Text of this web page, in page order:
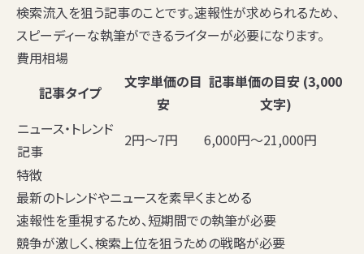
検索流入を狙う記事のことです。速報性が求められるため、
スピーディーな執筆ができるライターが必要になります。
費用相場
記事タイプ
文字単価の目
安
記事単価の目安 (3,000
文字)
ニュース・トレンド
記事
2円〜7円
6,000円〜21,000円
特徴
最新のトレンドやニュースを素早くまとめる
速報性を重視するため、短期間での執筆が必要
競争が激しく、検索上位を狙うための戦略が必要